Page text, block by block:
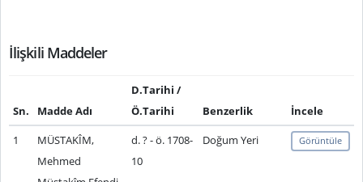
İlişkili Maddeler
Sn. Madde Adı
D.Tarihi /
Ö.Tarihi
Benzerlik
İncele
1
MÜSTAKÎM,
Mehmed
d. ? - ö. 1708-
10
Doğum Yeri Görüntüle